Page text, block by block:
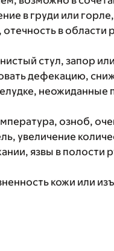
в груди или
в области
стул, запор
дефекацию,
неожиданные
озноб,
увеличение
язвы в полости
кожи или